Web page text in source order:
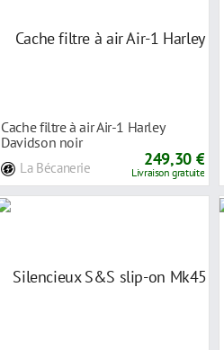
Cache filtre à air Air-1 Harley
Davidson noir
La Bécanerie 249,30 €
Livraison gratuite